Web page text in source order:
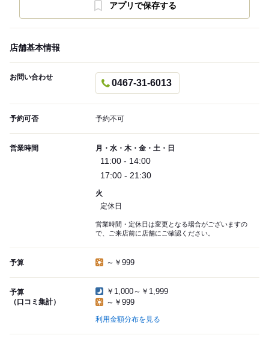
アプリで保存する
店舗基本情報
お問い合わせ
0467-31-6013
予約可否 予約不可
営業時間 月・水・木・金・土・日
11:00 - 14:00
17:00 - 21:30
火
定休日
営業時間・定休日は変更となる場合がございますの
で、ご来店前に店舗にご確認ください。
予算 ～￥999
予算
（口コミ集計）
￥1,000～￥1,999
～￥999
利用金額分布を見る